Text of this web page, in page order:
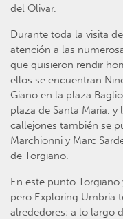
del Olivar.
Durante toda la visita
atención a las
que quisieron rendir
ellos se encuentran
Giano en la plaza
plaza de Santa Maria,
callejones también se
Marchionni y Marc
de Torgiano.
En este punto
pero Exploring Umbria
alrededores: a lo largo